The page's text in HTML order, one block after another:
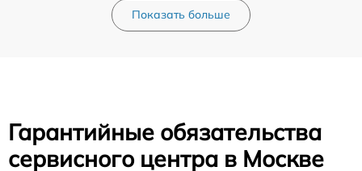
Показать больше
Гарантийные обязательства
сервисного центра в Москве